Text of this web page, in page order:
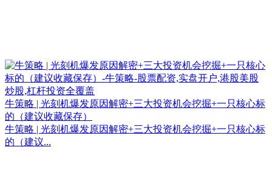
牛策略 | 光刻机爆发原因解密+三大投资机会挖掘+一只核心标
的（建议收藏保存）
牛策略 | 光刻机爆发原因解密+三大投资机会挖掘+一只核心标
的（建议...